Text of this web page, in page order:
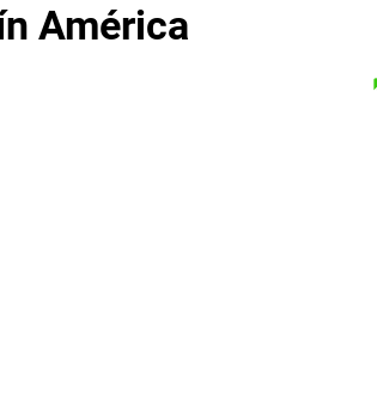
América